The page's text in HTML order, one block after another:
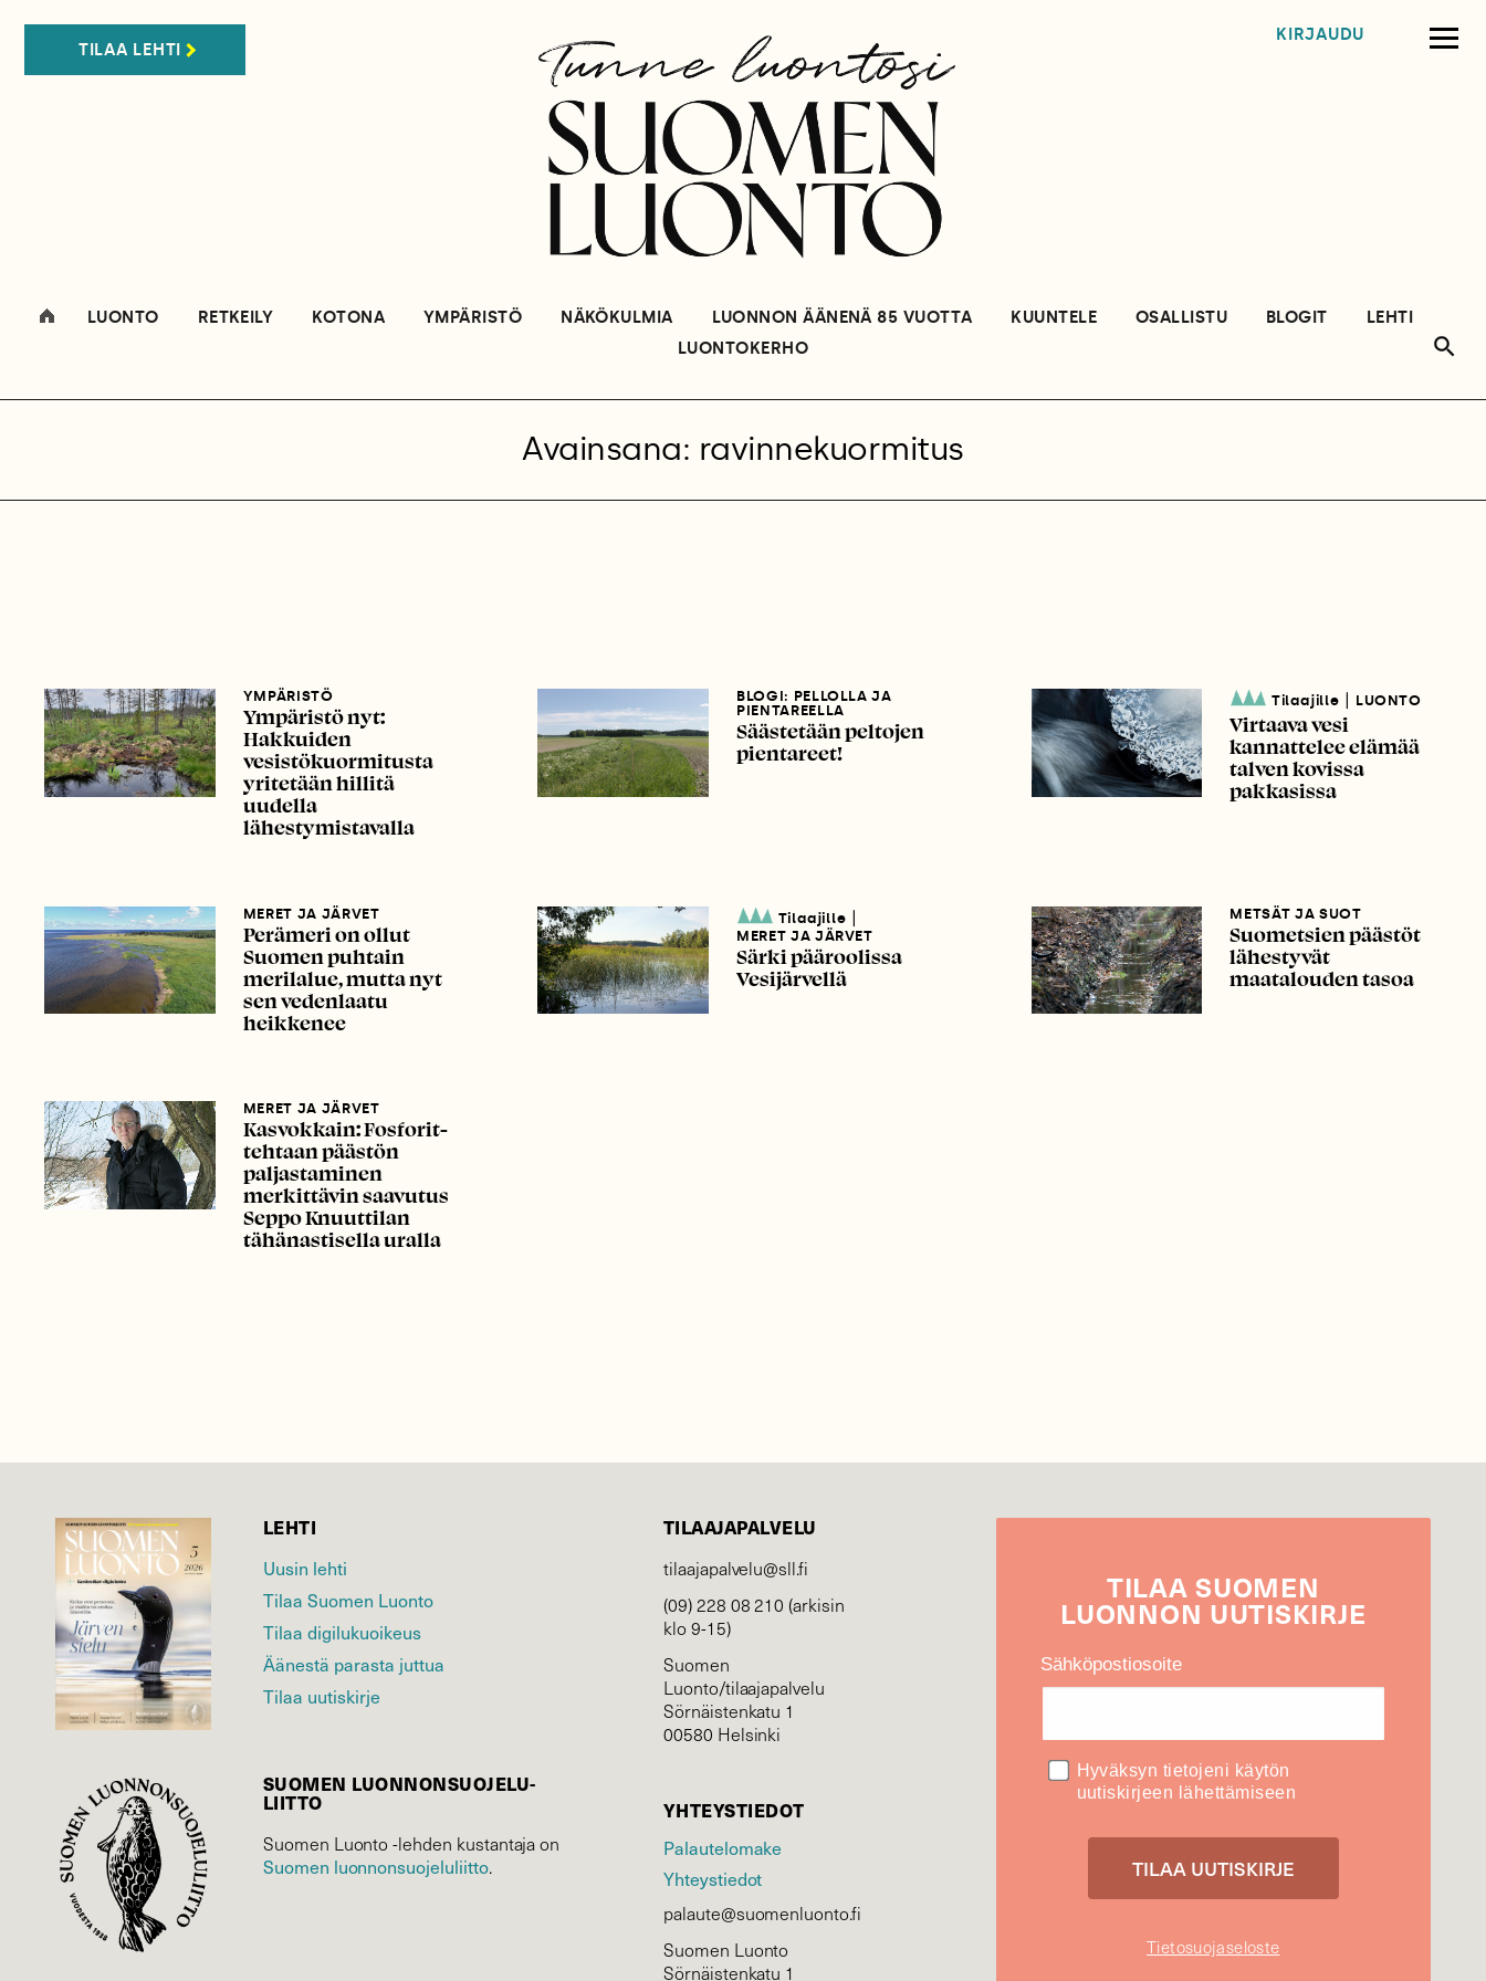
TILAA LEHTI
KIRJAUDU
LUONTO RETKEILY KOTONA YMPÄRISTÖ NÄKÖKULMIA LUONNON ÄÄNENÄ 85 VUOTTA KUUNTELE OSALLISTU BLOGIT
LEHTI
LUONTOKERHO
Avainsana: ravinnekuormitus
YMPÄRISTÖ
Ympäristö nyt:
Hakkuiden
vesistökuormitusta
yritetään hillitä
uudella
lähestymistavalla
BLOGI: PELLOLLA JA
PIENTAREELLA
Säästetään peltojen
pientareet!
Tilaajille LUONTO
Virtaava vesi
kannattelee elämää
talven kovissa
pakkasissa
MERET JA JÄRVET
Perämeri on ollut
Suomen puhtain
merilalue, mutta nyt
sen vedenlaatu
heikkenee
Tilaajille |
MERET JA JÄRVET
Särki pääroolissa
Vesijärvellä
METSÄT JA SUOT
Suometsien päästöt
lähestyvät
maatalouden tasoa
MERET JA JÄRVET
Kasvokkain: Fosforit-
tehtaan päästön
paljastaminen
merkittävin saavutus
Seppo Knuuttilan
tähänastisella uralla
LEHTI
Uusin lehti
Tilaa Suomen Luonto
Tilaa digilukuoikeus
Äänestä parasta juttua
Tilaa uutiskirje
SUOMEN LUONNON­SUOJELU­
LIITTO
Suomen Luonto -lehden kustantaja on
Suomen luonnonsuojelu­liitto.
TILAAJAPALVELU
tilaajapalvelu@sll.fi
(09) 228 08 210 (arkisin
klo 9-15)
Suomen
Luonto/tilaajapalvelu
Sörnäistenkatu 1
00580 Helsinki
YHTEYSTIEDOT
Palautelomake
Yhteystiedot
palaute@suomenluonto.fi
Suomen Luonto
Sörnäistenkatu 1
TILAASUOMEN
LUONNON UUTIS­KIRJE
Sähköpostiosoite
Hyväksyn tietojeni käytön
uutiskirjeen lähettämiseen
Tietosuojaseloste